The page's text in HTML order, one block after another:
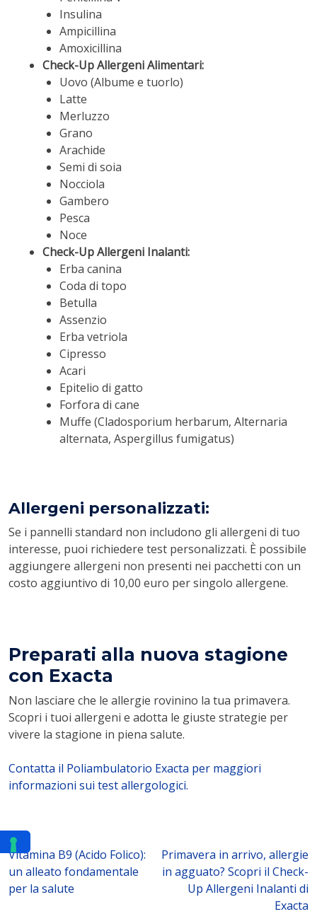
Insulina
Ampicillina
Amoxicillina
Check-Up Allergeni Alimentari:
Uovo (Albume e tuorlo)
Latte
Merluzzo
Grano
Arachide
Semi di soia
Nocciola
Gambero
Pesca
Noce
Check-Up Allergeni Inalanti:
Erba canina
Coda di topo
Betulla
Assenzio
Erba vetriola
Cipresso
Acari
Epitelio di gatto
Forfora di cane
Muffe (Cladosporium herbarum, Alternaria
alternata, Aspergillus fumigatus)
Allergeni personalizzati:
Se i pannelli standard non includono gli allergeni di tuo
interesse, puoi richiedere test personalizzati. È possibile
aggiungere allergeni non presenti nei pacchetti con un
costo aggiuntivo di 10,00 euro per singolo allergene.
Preparati alla nuova stagione
con Exacta
Non lasciare che le allergie rovinino la tua primavera.
Scopri i tuoi allergeni e adotta le giuste strategie per
vivere la stagione in piena salute.
Contatta il Poliambulatorio Exacta per maggiori
informazioni sui test allergologici.
Navigazione
articoli
Vitamina B9 (Acido Folico):
un alleato fondamentale
per la salute
Primavera in arrivo, allergie
in agguato? Scopri il Check-
Up Allergeni Inalanti di
Exacta